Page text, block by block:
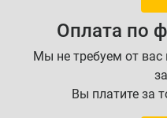
Оплата по
Мы не требуем от
Вы платите за